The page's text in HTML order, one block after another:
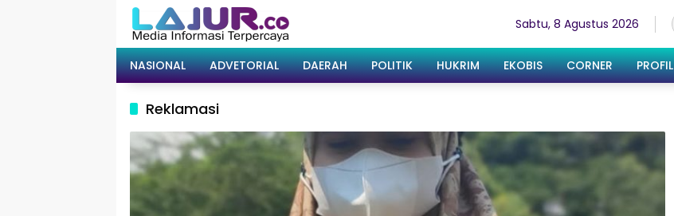
Sabtu, 8 Agustus 2026
NASIONAL ADVETORIAL DAERAH POLITIK HUKRIM EKOBIS CORNER PROFIL
Reklamasi